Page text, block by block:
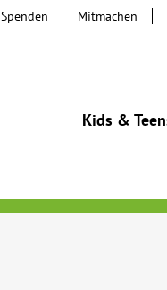
Kids &
Spenden Mitmachen